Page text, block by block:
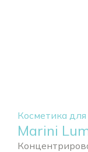
Косметика
Marini